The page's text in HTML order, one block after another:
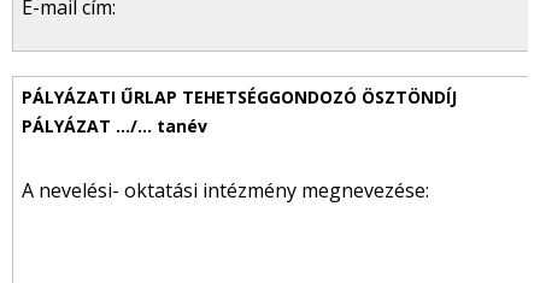
E-mail cím:
A nevelési- oktatási intézmény megnevezése: